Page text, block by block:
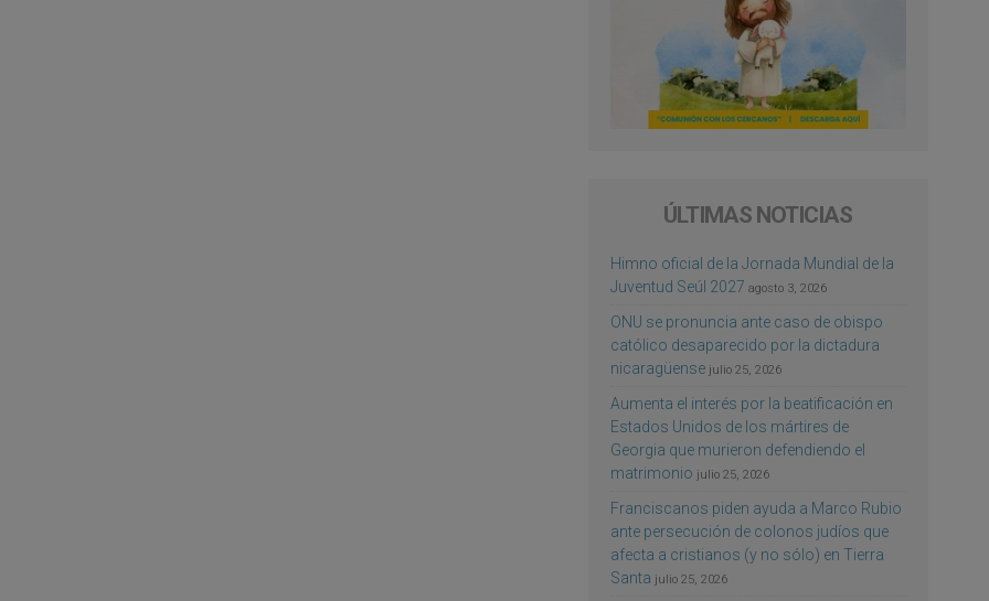
ÚLTIMAS NOTICIAS
Himno oficial de la Jornada Mundial de la
Juventud Seúl 2027 agosto 3, 2026
ONU se pronuncia ante caso de obispo
católico desaparecido por la dictadura
nicaragüense julio 25, 2026
Aumenta el interés por la beatificación en
Estados Unidos de los mártires de
Georgia que murieron defendiendo el
matrimonio julio 25, 2026
Franciscanos piden ayuda a Marco Rubio
ante persecución de colonos judíos que
afecta a cristianos (y no sólo) en Tierra
Santa julio 25, 2026